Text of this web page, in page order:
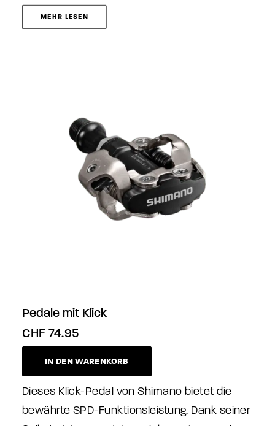
MEHR LESEN
Pedale mit Klick
CHF 74.95
IN DEN WARENKORB
Dieses Klick-Pedal von Shimano bietet die
bewährte SPD-Funktionsleistung. Dank seiner